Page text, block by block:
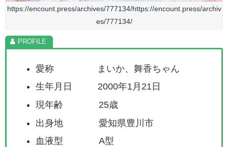
https://encount.press/archives/777134/https://encount.press/archiv
es/777134/
愛称 まいか、舞香ちゃん
生年月日 2000年1月21日
現年齢 25歳
出身地 愛知県豊川市
血液型 A型